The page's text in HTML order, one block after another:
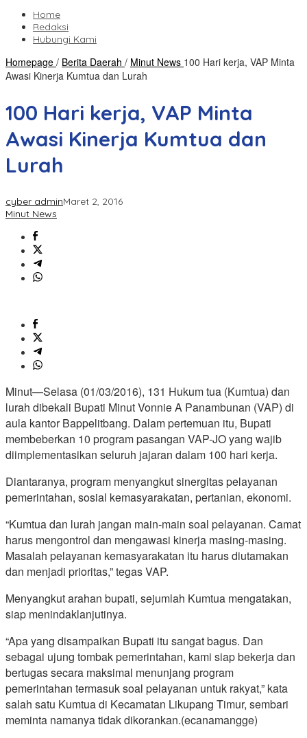
Home
Redaksi
Hubungi Kami
Homepage / Berita Daerah / Minut News 100 Hari kerja, VAP Minta
Awasi Kinerja Kumtua dan Lurah
100 Hari kerja, VAP Minta
Awasi Kinerja Kumtua dan
Lurah
cyber adminMaret 2, 2016
Minut News
Minut—Selasa (01/03/2016), 131 Hukum tua (Kumtua) dan
lurah dibekali Bupati Minut Vonnie A Panambunan (VAP) di
aula kantor Bappelitbang. Dalam pertemuan itu, Bupati
membeberkan 10 program pasangan VAP-JO yang wajib
diimplementasikan seluruh jajaran dalam 100 hari kerja.
Diantaranya, program menyangkut sinergitas pelayanan
pemerintahan, sosial kemasyarakatan, pertanian, ekonomi.
“Kumtua dan lurah jangan main-main soal pelayanan. Camat
harus mengontrol dan mengawasi kinerja masing-masing.
Masalah pelayanan kemasyarakatan itu harus diutamakan
dan menjadi prioritas,” tegas VAP.
Menyangkut arahan bupati, sejumlah Kumtua mengatakan,
siap menindaklanjutinya.
“Apa yang disampaikan Bupati itu sangat bagus. Dan
sebagai ujung tombak pemerintahan, kami siap bekerja dan
bertugas secara maksimal menunjang program
pemerintahan termasuk soal pelayanan untuk rakyat,” kata
salah satu Kumtua di Kecamatan Likupang Timur, sembari
meminta namanya tidak dikorankan.(ecanamangge)